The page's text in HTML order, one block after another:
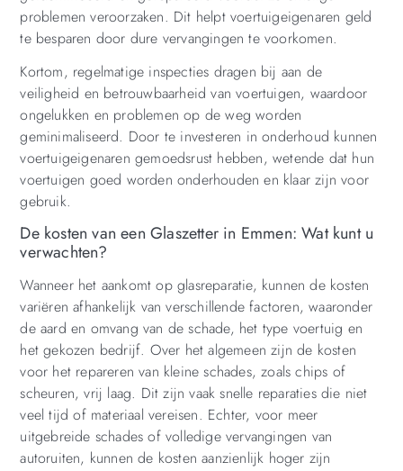
problemen veroorzaken. Dit helpt voertuigeigenaren geld
te besparen door dure vervangingen te voorkomen.
Kortom, regelmatige inspecties dragen bij aan de
veiligheid en betrouwbaarheid van voertuigen, waardoor
ongelukken en problemen op de weg worden
geminimaliseerd. Door te investeren in onderhoud kunnen
voertuigeigenaren gemoedsrust hebben, wetende dat hun
voertuigen goed worden onderhouden en klaar zijn voor
gebruik.
De kosten van een Glaszetter in Emmen: Wat kunt u
verwachten?
Wanneer het aankomt op glasreparatie, kunnen de kosten
variëren afhankelijk van verschillende factoren, waaronder
de aard en omvang van de schade, het type voertuig en
het gekozen bedrijf. Over het algemeen zijn de kosten
voor het repareren van kleine schades, zoals chips of
scheuren, vrij laag. Dit zijn vaak snelle reparaties die niet
veel tijd of materiaal vereisen. Echter, voor meer
uitgebreide schades of volledige vervangingen van
autoruiten, kunnen de kosten aanzienlijk hoger zijn